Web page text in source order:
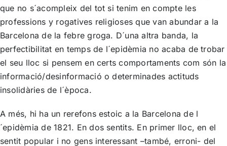
que no s´acompleix del tot si tenim en compte les
professions y rogatives religioses que van abundar a la
Barcelona de la febre groga. D´una altra banda, la
perfectibilitat en temps de l´epidèmia no acaba de trobar
el seu lloc si pensem en certs comportaments com són la
informació/desinformació o determinades actituds
insolidàries de l´època.
A més, hi ha un rerefons estoic a la Barcelona de l
´epidèmia de 1821. En dos sentits. En primer lloc, en el
sentit popular i no gens interessant –també, erroni- del